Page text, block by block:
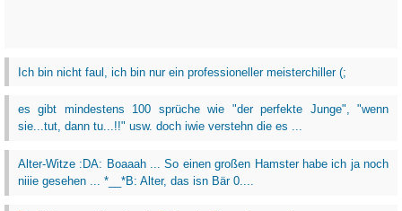
Ich bin nicht faul, ich bin nur ein professioneller meisterchiller (;
es gibt mindestens 100 sprüche wie "der perfekte Junge", "wenn
sie...tut, dann tu...!!" usw. doch iwie verstehn die es ...
Alter-Witze :DA: Boaaah ... So einen großen Hamster habe ich ja noch
niiie gesehen ... *__*B: Alter, das isn Bär 0....